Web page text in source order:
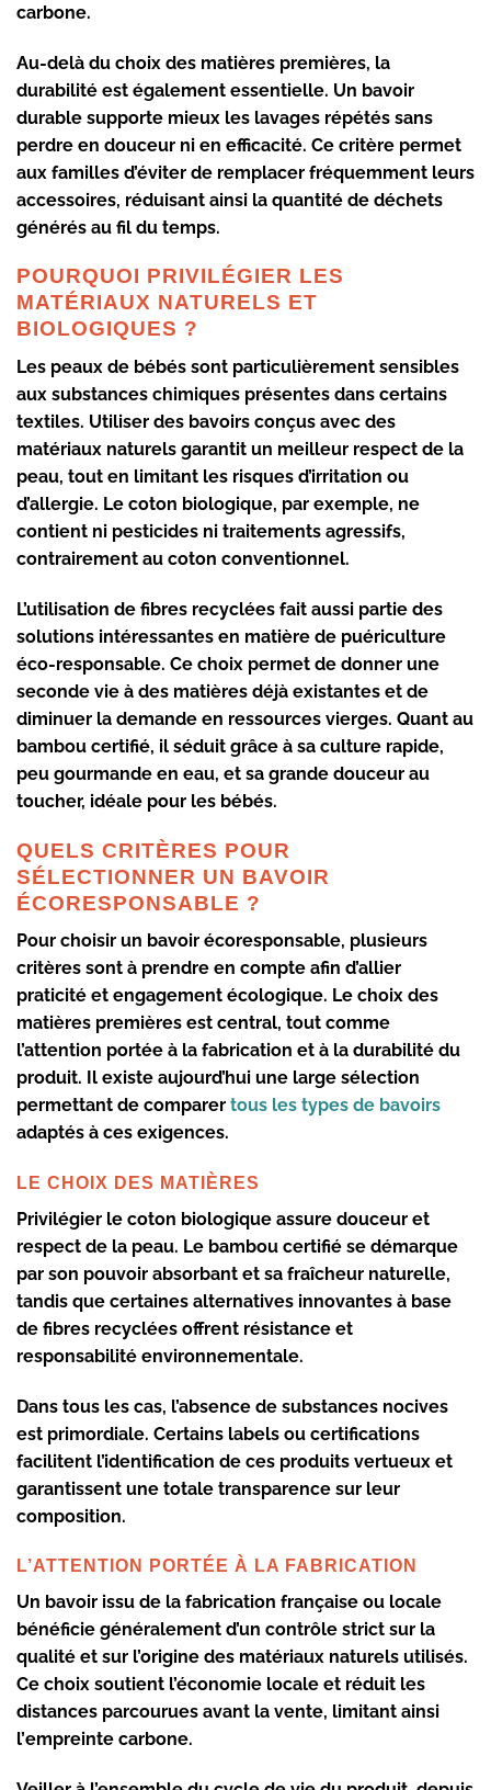
carbone.
Au-delà du choix des matières premières, la
durabilité est également essentielle. Un bavoir
durable supporte mieux les lavages répétés sans
perdre en douceur ni en efficacité. Ce critère permet
aux familles d’éviter de remplacer fréquemment leurs
accessoires, réduisant ainsi la quantité de déchets
générés au fil du temps.
POURQUOI PRIVILÉGIER LES
MATÉRIAUX NATURELS ET
BIOLOGIQUES ?
Les peaux de bébés sont particulièrement sensibles
aux substances chimiques présentes dans certains
textiles. Utiliser des bavoirs conçus avec des
matériaux naturels garantit un meilleur respect de la
peau, tout en limitant les risques d’irritation ou
d’allergie. Le coton biologique, par exemple, ne
contient ni pesticides ni traitements agressifs,
contrairement au coton conventionnel.
L’utilisation de fibres recyclées fait aussi partie des
solutions intéressantes en matière de puériculture
éco-responsable. Ce choix permet de donner une
seconde vie à des matières déjà existantes et de
diminuer la demande en ressources vierges. Quant au
bambou certifié, il séduit grâce à sa culture rapide,
peu gourmande en eau, et sa grande douceur au
toucher, idéale pour les bébés.
QUELS CRITÈRES POUR
SÉLECTIONNER UN BAVOIR
ÉCORESPONSABLE ?
Pour choisir un bavoir écoresponsable, plusieurs
critères sont à prendre en compte afin d’allier
praticité et engagement écologique. Le choix des
matières premières est central, tout comme
l’attention portée à la fabrication et à la durabilité du
produit. Il existe aujourd’hui une large sélection
permettant de comparer tous les types de bavoirs
adaptés à ces exigences.
LE CHOIX DES MATIÈRES
Privilégier le coton biologique assure douceur et
respect de la peau. Le bambou certifié se démarque
par son pouvoir absorbant et sa fraîcheur naturelle,
tandis que certaines alternatives innovantes à base
de fibres recyclées offrent résistance et
responsabilité environnementale.
Dans tous les cas, l’absence de substances nocives
est primordiale. Certains labels ou certifications
facilitent l’identification de ces produits vertueux et
garantissent une totale transparence sur leur
composition.
L’ATTENTION PORTÉE À LA FABRICATION
Un bavoir issu de la fabrication française ou locale
bénéficie généralement d’un contrôle strict sur la
qualité et sur l’origine des matériaux naturels utilisés.
Ce choix soutient l’économie locale et réduit les
distances parcourues avant la vente, limitant ainsi
l’empreinte carbone.